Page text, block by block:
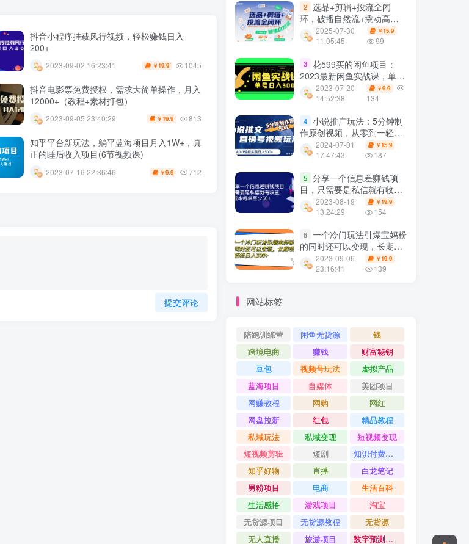
抖音小程序挂载风行视频，轻松赚钱日入
200+
2023-09-02 16:23:41 ￥ 19.9 1045
抖音电影票免费授权，需求大简单操作，月入
12000+（教程+素材打包）
2023-09-05 23:40:29 ￥ 19.9 813
知乎平台新玩法，躺平蓝海项目月入1W+，真
正的睡后收入项目(6节视频课)
2023-07-16 22:36:46 ￥9.9 712
提交评论
2 选品+剪辑+投流全闭
环，破播自然流+撬动高
ROI，手把手打通“选品-剪
辑-测品-千川随心推”全链
2025-07-30
11:05:45
￥ 15.9
99
3 花599买的闲鱼项目：
2023最新闲鱼实战课，单号
日入300+（7节课）
2023-07-20
14:52:38
￥9.9
134
4 小说推广玩法：5分钟制
作原创视频，从零到一轻松
实现每日500元收入
2024-07-01
17:47:43
￥ 15.9
187
5 分享一个信息差赚钱项
目，只需要是私信就有收
益，0成本每单至少50+
2023-08-19
13:24:29
￥ 19.9
154
6 一个冷门玩法引爆宝妈粉
的同时还可以变现，长期项
目轻松日入300+
2023-09-06
23:16:41
￥ 19.9
139
网站标签
陪跑训练营 闲鱼无货源
钱
跨境电商
赚钱
财富秘钥
豆包
视频号玩法
虚拟产品
蓝海项目
自媒体
美团项目
网赚教程
网购
网红
网盘拉新
红包
精品教程
私域玩法
私域变现
短视频变现
短视频剪辑
短剧
知识付费项目
知乎好物
直播
白龙笔记
男粉项目
电商
生活百科
生活感悟
游戏项目
淘宝
无货源项目
无货源教程
无货源
无人直播
旅游项目 数字预测大师